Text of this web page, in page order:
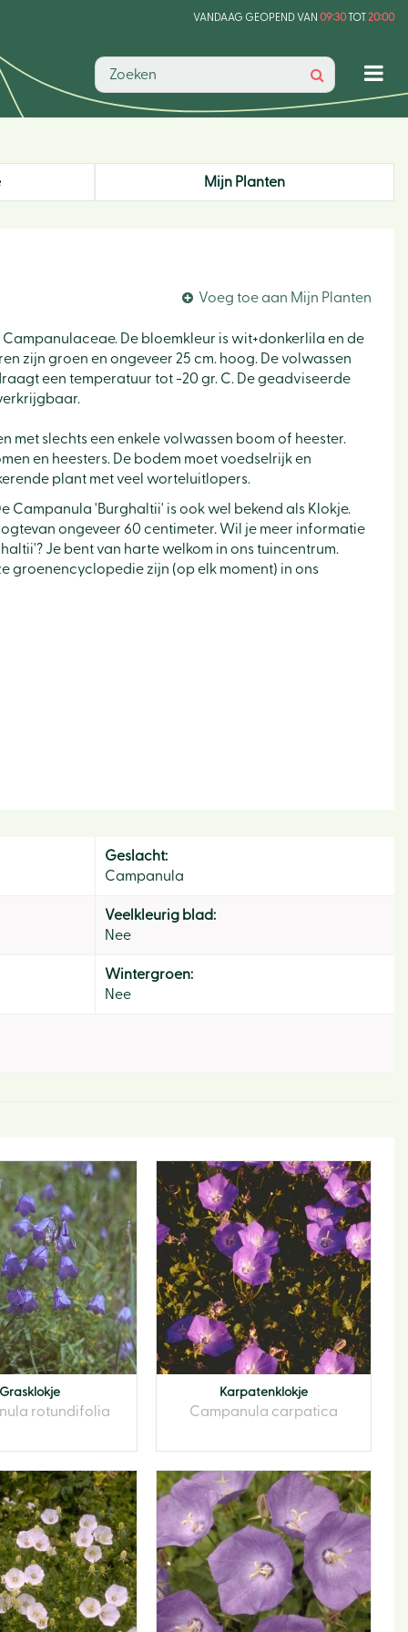
VANDAAG GEOPEND VAN 09:30TOT20:00
Home
Mijn Planten
Voeg toe aan Mijn Planten
De bloemkleur is wit+donkerlila en de
zijn groen en ongeveer 25 cm. hoog. De volwassen
een temperatuur tot -20 gr. C. De geadviseerde
met slechts een enkele volwassen boom of heester.
en heesters. De bodem moet voedselrijk en
plant met veel worteluitlopers.
Campanula 'Burghaltii' is ook wel bekend als Klokje.
ongeveer 60 centimeter. Wil je meer informatie
Je bent van harte welkom in ons tuincentrum.
groenencyclopedie zijn (op elk moment) in ons
Geslacht:
Campanula
Veelkleurig blad:
Nee
Wintergroen:
Nee
Grasklokje
rotundifolia
Karpatenklokje
Campanula carpatica